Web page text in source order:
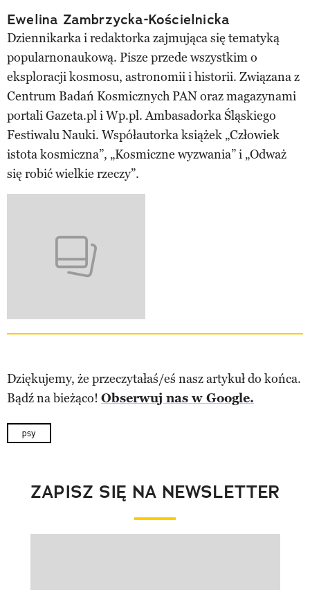
Ewelina Zambrzycka-Kościelnicka
Dziennikarka i redaktorka zajmująca się tematyką
popularnonaukową. Pisze przede wszystkim o
eksploracji kosmosu, astronomii i historii. Związana z
Centrum Badań Kosmicznych PAN oraz magazynami
portali Gazeta.pl i Wp.pl. Ambasadorka Śląskiego
Festiwalu Nauki. Współautorka książek „Człowiek
istota kosmiczna”, „Kosmiczne wyzwania” i „Odważ
się robić wielkie rzeczy”.
Dziękujemy, że przeczytałaś/eś nasz artykuł do końca.
Bądź na bieżąco! Obserwuj nas w Google.
psy
ZAPISZ SIĘ NA NEWSLETTER